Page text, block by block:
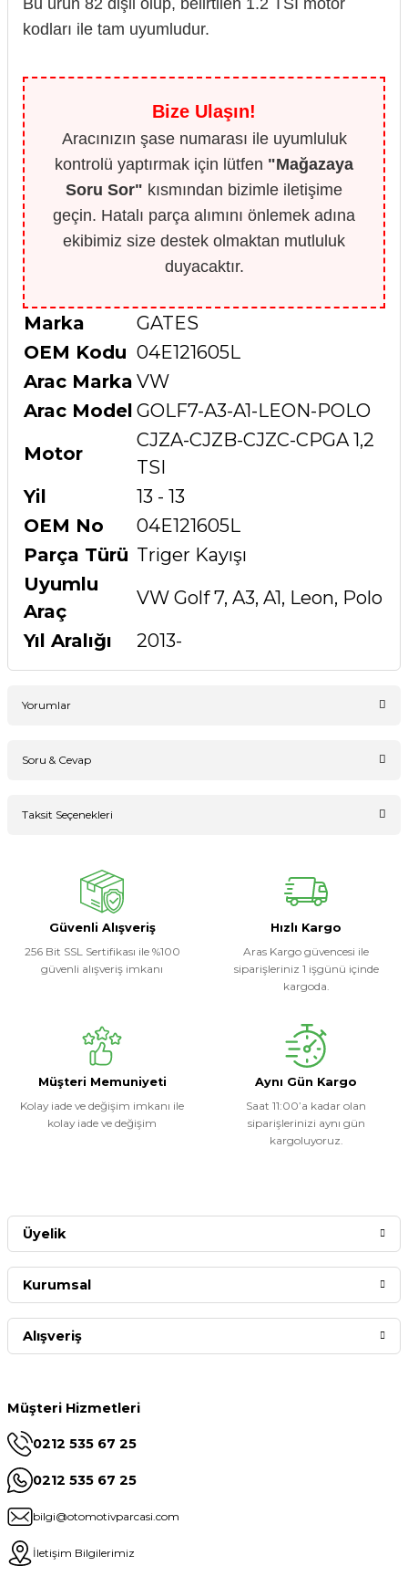
kodları ile tam uyumludur.
Bize Ulaşın!
Aracınızın şase numarası ile uyumluluk
kontrolü yaptırmak için lütfen "Mağazaya
Soru Sor" kısmından bizimle iletişime
geçin. Hatalı parça alımını önlemek adına
ekibimiz size destek olmaktan mutluluk
duyacaktır.
Marka
GATES
OEM Kodu 04E121605L
Arac Marka VW
Arac Model GOLF7-A3-A1-LEON-POLO
Motor
CJZA-CJZB-CJZC-CPGA 1,2
TSI
Yil
13 - 13
OEM No
04E121605L
Parça Türü Triger Kayışı
Uyumlu
Araç
VW Golf 7, A3, A1, Leon, Polo
Yıl Aralığı
2013-
Yorumlar
Soru & Cevap
Taksit Seçenekleri
Güvenli Alışveriş
256 Bit SSL Sertifikası ile %100
güvenli alışveriş imkanı
Hızlı Kargo
Aras Kargo güvencesi ile
siparişleriniz 1 işgünü içinde
kargoda.
Müşteri Memuniyeti
Kolay iade ve değişim imkanı ile
kolay iade ve değişim
Aynı Gün Kargo
Saat 11:00’a kadar olan
siparişlerinizi aynı gün
kargoluyoruz.
Müşteri Hizmetleri
0212 535 67 25
0212 535 67 25
bilgi@otomotivparcasi.com
İletişim Bilgilerimiz
Üyelik
Kurumsal
Alışveriş